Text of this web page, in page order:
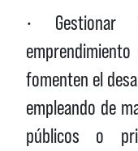
•
fomenten el
empleando de
públicos o